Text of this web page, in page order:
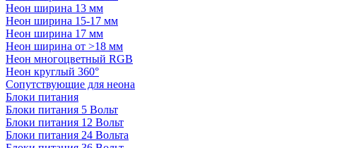
Неон ширина 13 мм
Неон ширина 15-17 мм
Неон ширина 17 мм
Неон ширина от >18 мм
Неон многоцветный RGB
Неон круглый 360°
Сопутствующие для неона
Блоки питания
Блоки питания 5 Вольт
Блоки питания 12 Вольт
Блоки питания 24 Вольта